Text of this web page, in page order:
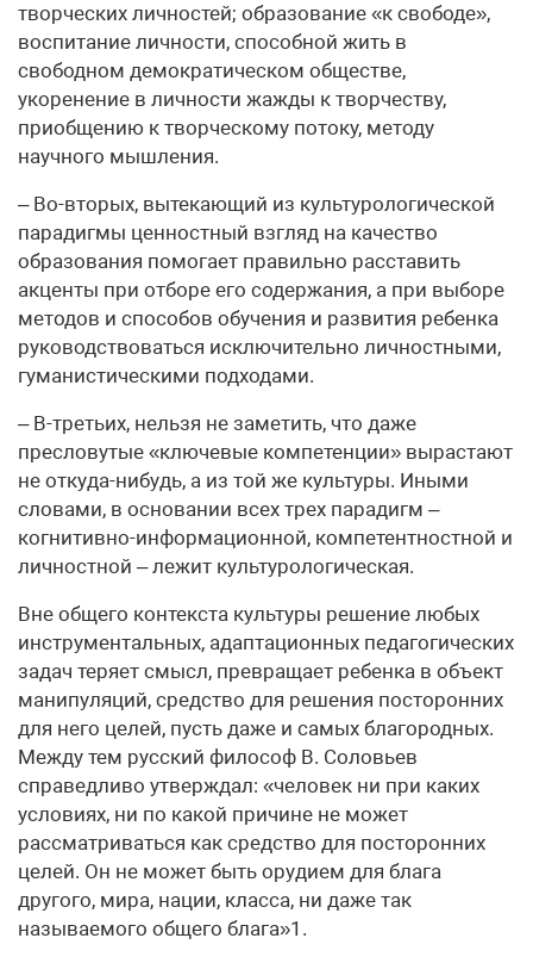
творческих личностей; образование «к свободе»,
воспитание личности, способной жить в
свободном демократическом обществе,
укоренение в личности жажды к творчеству,
приобщению к творческому потоку, методу
научного мышления.
– Во-вторых, вытекающий из культурологической
парадигмы ценностный взгляд на качество
образования помогает правильно расставить
акценты при отборе его содержания, а при выборе
методов и способов обучения и развития ребенка
руководствоваться исключительно личностными,
гуманистическими подходами.
– В-третьих, нельзя не заметить, что даже
пресловутые «ключевые компетенции» вырастают
не откуда-нибудь, а из той же культуры. Иными
словами, в основании всех трех парадигм –
когнитивно-информационной, компетентностной и
личностной – лежит культурологическая.
Вне общего контекста культуры решение любых
инструментальных, адаптационных педагогических
задач теряет смысл, превращает ребенка в объект
манипуляций, средство для решения посторонних
для него целей, пусть даже и самых благородных.
Между тем русский философ В. Соловьев
справедливо утверждал: «человек ни при каких
условиях, ни по какой причине не может
рассматриваться как средство для посторонних
целей. Он не может быть орудием для блага
другого, мира, нации, класса, ни даже так
называемого общего блага»1.